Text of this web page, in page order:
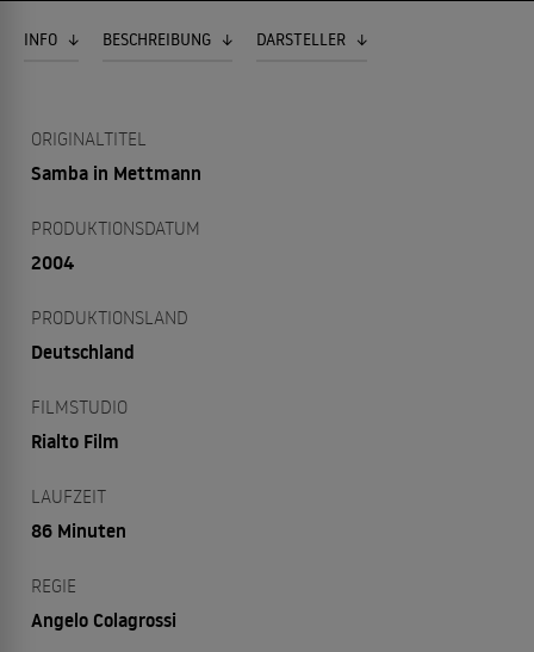
INFO BESCHREIBUNG DARSTELLER
ORIGINALTITEL
Samba in Mettmann
PRODUKTIONSDATUM
2004
PRODUKTIONSLAND
Deutschland
FILMSTUDIO
Rialto Film
LAUFZEIT
86 Minuten
REGIE
Angelo Colagrossi